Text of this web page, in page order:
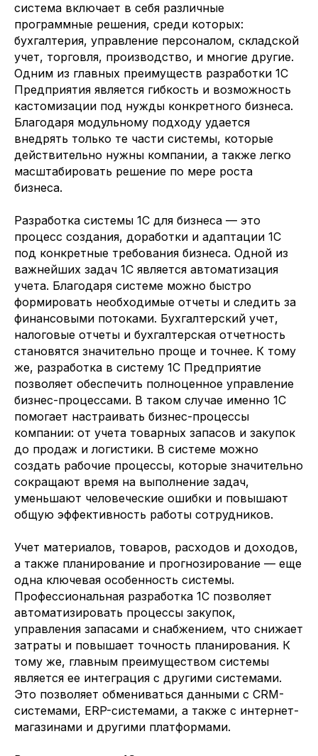
система включает в себя различные
программные решения, среди которых:
бухгалтерия, управление персоналом, складской
учет, торговля, производство, и многие другие.
Одним из главных преимуществ разработки 1С
Предприятия является гибкость и возможность
кастомизации под нужды конкретного бизнеса.
Благодаря модульному подходу удается
внедрять только те части системы, которые
действительно нужны компании, а также легко
масштабировать решение по мере роста
бизнеса.
Разработка системы 1С для бизнеса — это
процесс создания, доработки и адаптации 1С
под конкретные требования бизнеса. Одной из
важнейших задач 1С является автоматизация
учета. Благодаря системе можно быстро
формировать необходимые отчеты и следить за
финансовыми потоками. Бухгалтерский учет,
налоговые отчеты и бухгалтерская отчетность
становятся значительно проще и точнее. К тому
же, разработка в систему 1С Предприятие
позволяет обеспечить полноценное управление
бизнес-процессами. В таком случае именно 1С
помогает настраивать бизнес-процессы
компании: от учета товарных запасов и закупок
до продаж и логистики. В системе можно
создать рабочие процессы, которые значительно
сокращают время на выполнение задач,
уменьшают человеческие ошибки и повышают
общую эффективность работы сотрудников.
Учет материалов, товаров, расходов и доходов,
а также планирование и прогнозирование — еще
одна ключевая особенность системы.
Профессиональная разработка 1С позволяет
автоматизировать процессы закупок,
управления запасами и снабжением, что снижает
затраты и повышает точность планирования. К
тому же, главным преимуществом системы
является ее интеграция с другими системами.
Это позволяет обмениваться данными с CRM-
системами, ERP-системами, а также с интернет-
магазинами и другими платформами.